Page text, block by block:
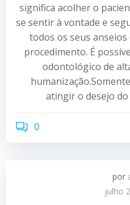
significa acolher o
se sentir à vontade e
todos os seus
procedimento. É
odontológico de
atingir o desejo
0
por
julho